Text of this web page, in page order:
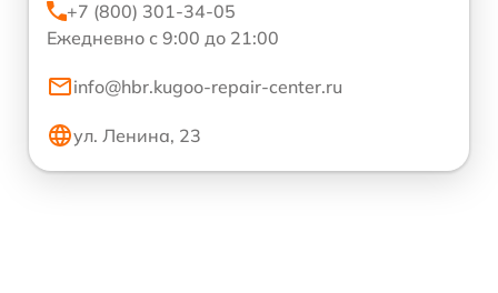
+7 (800) 301-34-05
Ежедневно с 9:00 до 21:00
info@hbr.kugoo-repair-center.ru
ул. Ленина, 23